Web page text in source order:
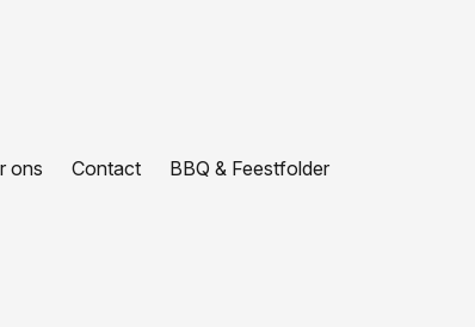
ons Contact BBQ & Feestfolder